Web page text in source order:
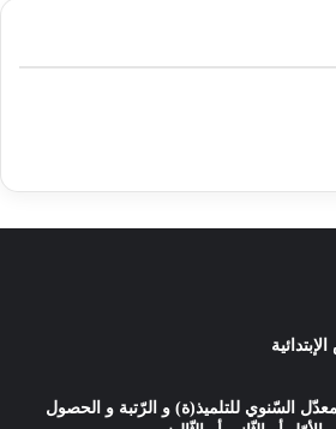
السّنوي للتلميذ(ة) و الرّتبة و الحصول